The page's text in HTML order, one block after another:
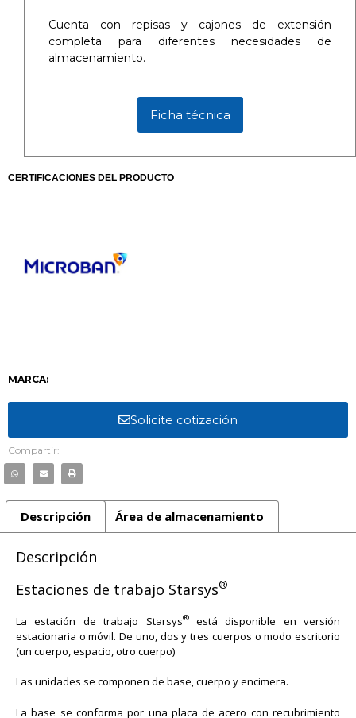
Cuenta con repisas y cajones de extensión
completa para diferentes necesidades de
almacenamiento.
Ficha técnica
CERTIFICACIONES DEL PRODUCTO
MARCA:
Solicite cotización
Compartir:
Descripción Área de almacenamiento
Descripción
Estaciones de trabajo Starsys®
La estación de trabajo Starsys®está disponible en versión
estacionaria o móvil. De uno, dos y tres cuerpos o modo escritorio
(un cuerpo, espacio, otro cuerpo)
Las unidades se componen de base, cuerpo y encimera.
La base se conforma por una placa de acero con recubrimiento